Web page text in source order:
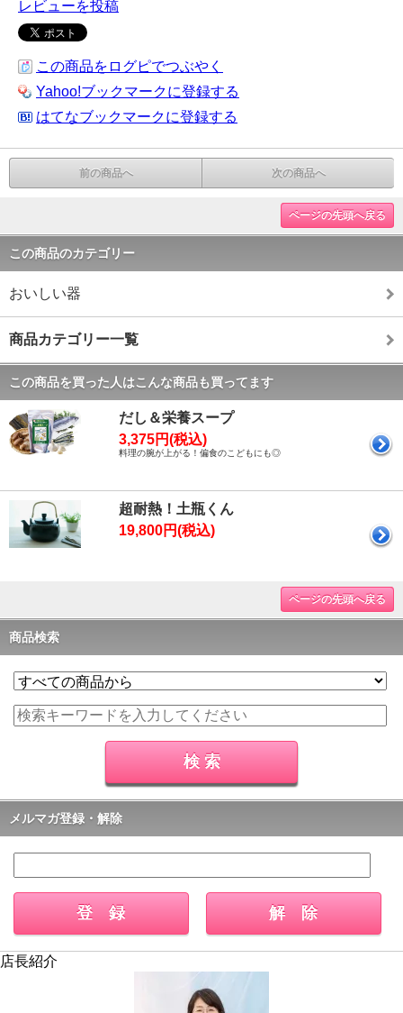
レビューを投稿
この商品をログピでつぶやく
Yahoo!ブックマークに登録する
はてなブックマークに登録する
前の商品へ 次の商品へ
ページの先頭へ戻る
この商品のカテゴリー
おいしい器
商品カテゴリー一覧
この商品を買った人はこんな商品も買ってます
だし＆栄養スープ
3,375円(税込)
料理の腕が上がる！偏食のこどもにも◎
超耐熱！土瓶くん
19,800円(税込)
ページの先頭へ戻る
商品検索
メルマガ登録・解除
店長紹介